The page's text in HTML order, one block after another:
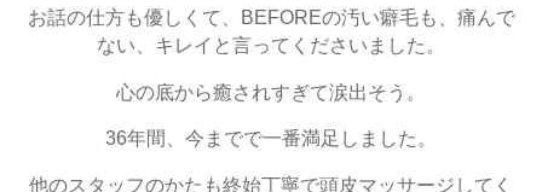
お話の仕方も優しくて、BEFOREの汚い癖毛も、痛んで
ない、キレイと言ってくださいました。
心の底から癒されすぎて涙出そう。
36年間、今までで一番満足しました。
他のスタッフのかたも終始丁寧で頭皮マッサージしてく